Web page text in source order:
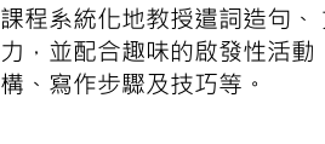
課程系統化地教授遣詞造句
力，並配合趣味的啟發性活
構、寫作步驟及技巧等。